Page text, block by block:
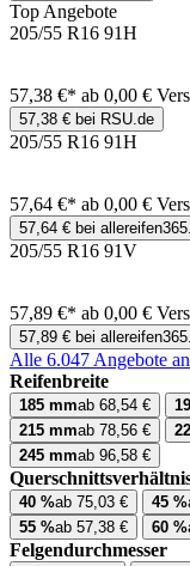
Top Angebote
205/55 R16 91H
57,38 €* ab 0,00 €
57,38 € bei RSU.de
205/55 R16 91H
57,64 €* ab 0,00 €
57,64 € bei
205/55 R16 91V
57,89 €* ab 0,00 €
57,89 € bei
Alle 6.047 Angebote
Reifenbreite
185 mmab 68,54 €
215 mmab 78,56 €
245 mmab 96,58 €
40 %ab 75,03 € 45 %
55 %ab 57,38 € 60 %
Felgendurchmesser